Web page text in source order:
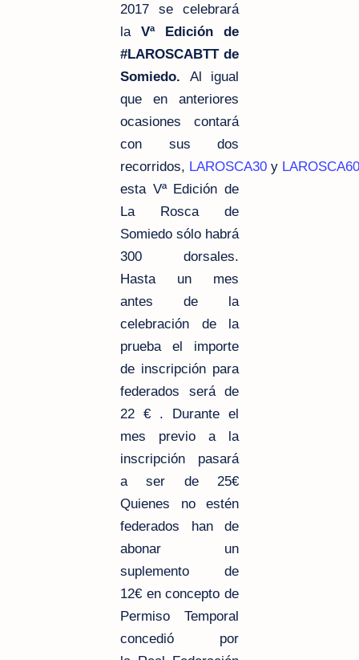
2017 se celebrará
laVª Edición de
#LAROSCABTT de
Somiedo. Al igual
que en anteriores
ocasiones contará
con sus dos
recorridos, LAROSCA30 y LAROSCA60
esta Vª Edición de
La Rosca de
Somiedo sólo habrá
300 dorsales.
Hasta un mes
antes de la
celebración de la
prueba el importe
de inscripción para
federados será de
22 € . Durante el
mes previo a la
inscripción pasará
a ser de 25€
Quienes no estén
federados han de
abonar un
suplemento de
12€ en concepto de
Permiso Temporal
concedió por